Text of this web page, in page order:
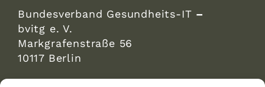
Bundesverband Gesundheits-IT –
bvitg e. V.
Markgrafenstraße 56
10117 Berlin